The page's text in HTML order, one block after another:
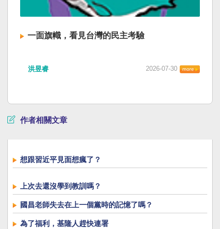
一面旗幟，看見台灣的民主考驗
洪昱睿 2026-07-30
作者相關文章
想跟習近平見面想瘋了？
上次去還沒學到教訓嗎？
國昌老師失去在上一個黨時的記憶了嗎？
為了福利，基隆人趕快連署